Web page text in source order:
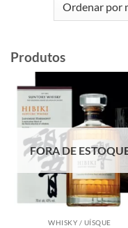
Produtos
FORA DE
WHISKY / UÍSQUE